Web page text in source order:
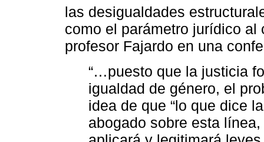
las desigualdades
como el parámetro jurídico
profesor Fajardo en una
“…puesto que la justicia
igualdad de género, el
idea de que “lo que dice
abogado sobre esta